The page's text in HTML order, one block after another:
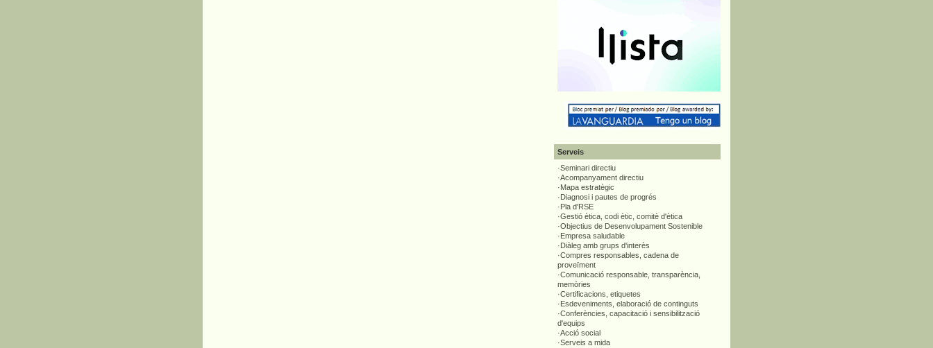
Serveis
·Seminari directiu
·Acompanyament directiu
·Mapa estratègic
·Diagnosi i pautes de progrés
·Pla d'RSE
·Gestió ètica, codi ètic, comitè d'ètica
·Objectius de Desenvolupament Sostenible
·Empresa saludable
·Diàleg amb grups d'interès
·Compres responsables, cadena de
proveïment
·Comunicació responsable, transparència,
memòries
·Certificacions, etiquetes
·Esdeveniments, elaboració de continguts
·Conferències, capacitació i sensibilització
d'equips
·Acció social
·Serveis a mida